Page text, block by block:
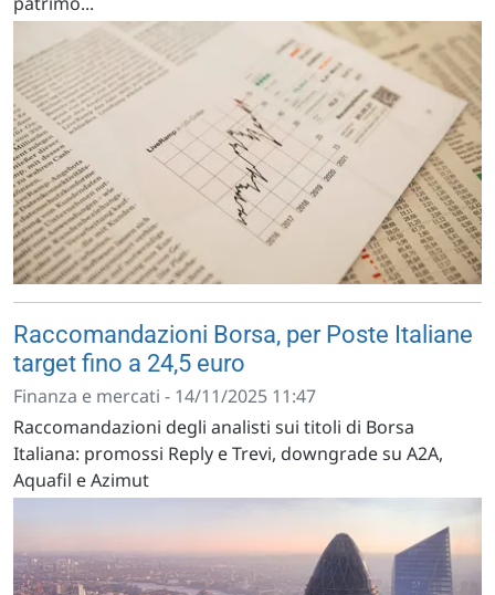
Raccomandazioni Borsa, per Poste Italiane
target fino a 24,5 euro
Finanza e mercati - 14/11/2025 11:47
Raccomandazioni degli analisti sui titoli di Borsa
Italiana: promossi Reply e Trevi, downgrade su A2A,
Aquafil e Azimut